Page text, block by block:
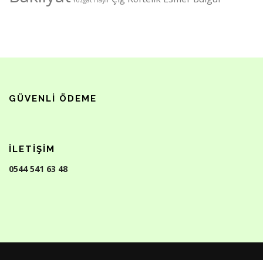
GÜVENLI ÖDEME
İLETIŞIM
0544 541 63 48